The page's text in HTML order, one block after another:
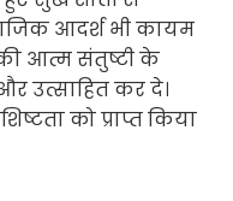
आदर्श भी कायम
आत्म संतुष्टी के
उत्साहित कर दे।
को प्राप्त किया